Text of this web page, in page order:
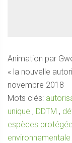
Animation par
« la nouvelle
novembre 2018
Mots clés:
unique , DDTM ,
espèces
environnementale